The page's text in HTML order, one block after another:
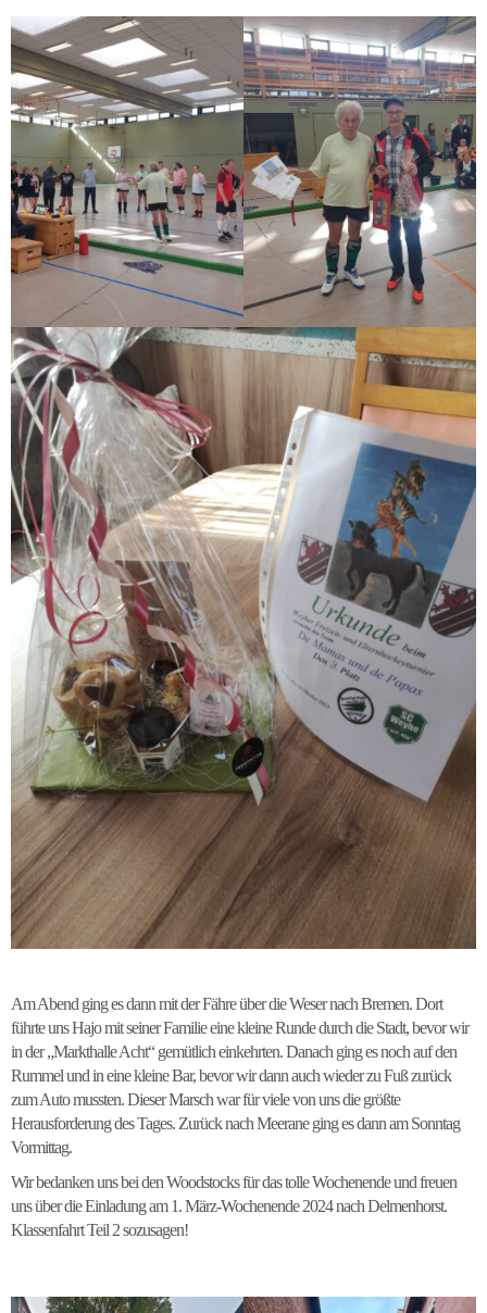
Am Abend ging es dann mit der Fähre über die Weser nach Bremen. Dort
führte uns Hajo mit seiner Familie eine kleine Runde durch die Stadt, bevor wir
in der „Markthalle Acht“ gemütlich einkehrten. Danach ging es noch auf den
Rummel und in eine kleine Bar, bevor wir dann auch wieder zu Fuß zurück
zum Auto mussten. Dieser Marsch war für viele von uns die größte
Herausforderung des Tages. Zurück nach Meerane ging es dann am Sonntag
Vormittag.
Wir bedanken uns bei den Woodstocks für das tolle Wochenende und freuen
uns über die Einladung am 1. März-Wochenende 2024 nach Delmenhorst.
Klassenfahrt Teil 2 sozusagen!